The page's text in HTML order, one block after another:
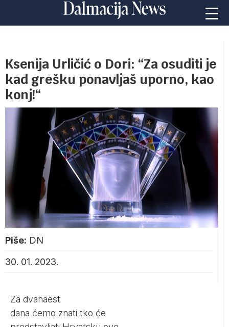
Ksenija Urličić o Dori: “Za osuditi je
kad grešku ponavljaš uporno, kao
konj!“
Piše: DN
30. 01. 2023.
Za dvanaest
dana ćemo znati tko će